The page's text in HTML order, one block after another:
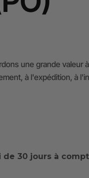
une grande valeur
à l'expédition, à
de 30 jours à